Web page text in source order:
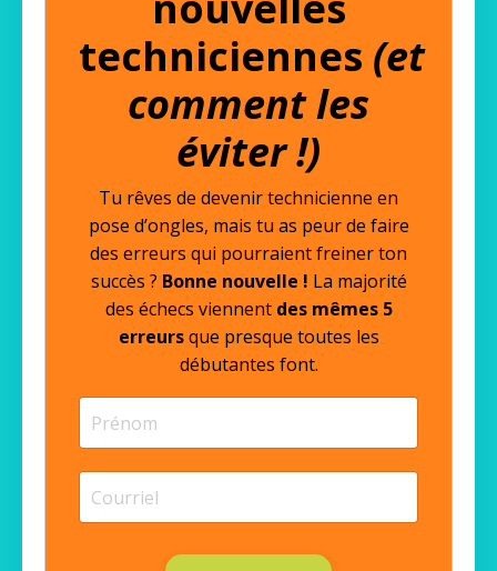
techniciennes (et
comment les
éviter !)
Tu rêves de devenir technicienne en
pose d’ongles, mais tu as peur de faire
des erreurs qui pourraient freiner ton
succès ? Bonne nouvelle ! La majorité
des échecs viennent des mêmes 5
erreurs que presque toutes les
débutantes font.